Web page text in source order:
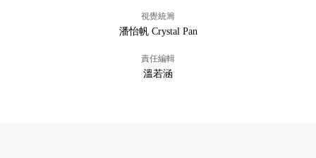
視覺統籌
潘怡帆 Crystal Pan
責任編輯
溫若涵